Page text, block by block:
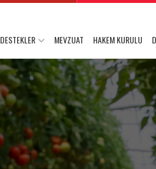
DESTEKLER MEVZUAT HAKEM KURULU